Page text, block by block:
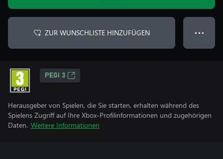
ZUR WUNSCHLISTE HINZUFÜGEN ● ● ●
PEGI 3
Herausgeber von Spielen, die Sie starten, erhalten während des
Spielens Zugriff auf Ihre Xbox-Profilinformationen und zugehörigen
Daten. Weitere Informationen